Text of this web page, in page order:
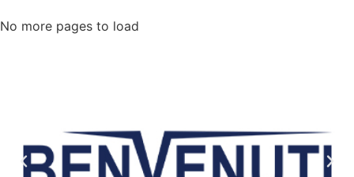
No more pages to load